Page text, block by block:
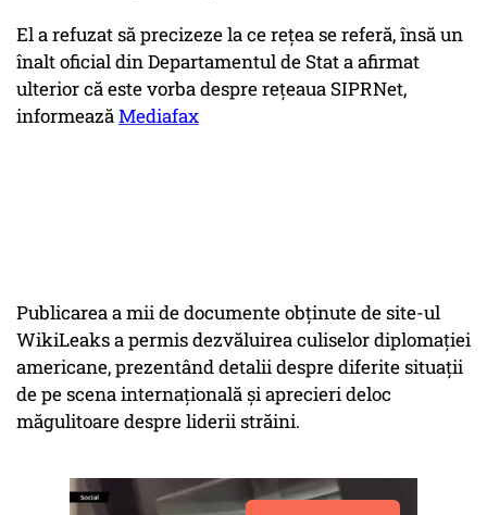
El a refuzat să precizeze la ce reţea se referă, însă un
înalt oficial din Departamentul de Stat a afirmat
ulterior că este vorba despre reţeaua SIPRNet,
informeazăMediafax
Publicarea a mii de documente obţinute de site-ul
WikiLeaks a permis dezvăluirea culiselor diplomaţiei
americane, prezentând detalii despre diferite situaţii
de pe scena internaţională şi aprecieri deloc
măgulitoare despre liderii străini.